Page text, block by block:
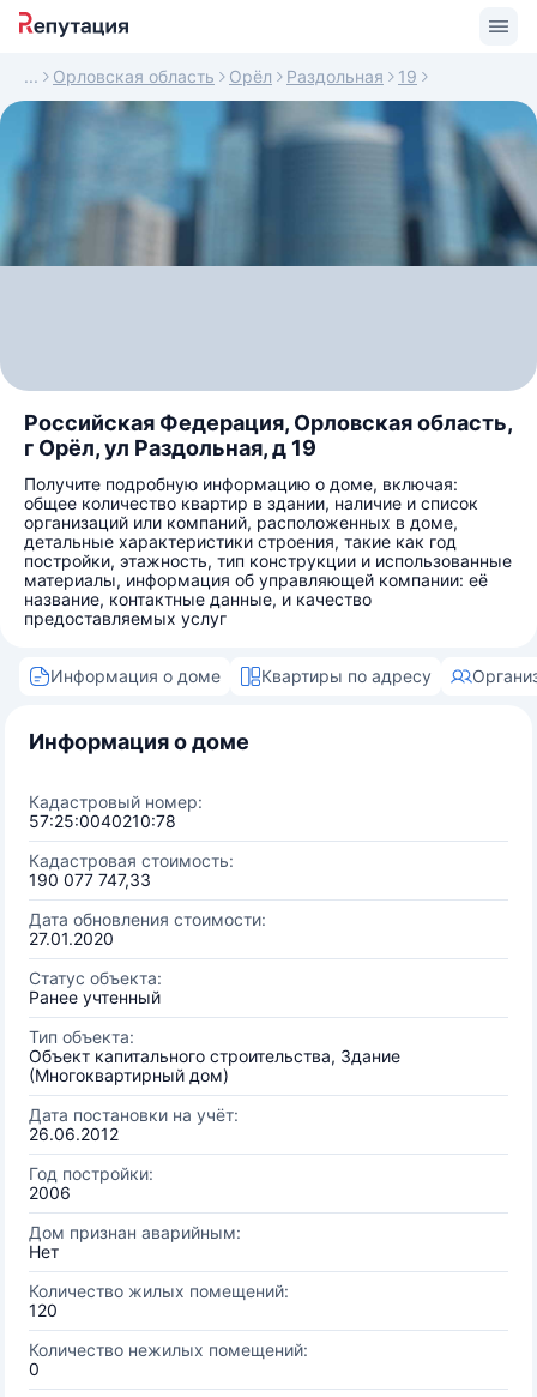
Орловская область Орёл Раздольная 19
Российская Федерация, Орловская область,
г Орёл, ул Раздольная, д 19
Получите подробную информацию о доме, включая:
общее количество квартир в здании, наличие и список
организаций или компаний, расположенных в доме,
детальные характеристики строения, такие как год
постройки, этажность, тип конструкции и использованные
материалы, информация об управляющей компании: её
название, контактные данные, и качество
предоставляемых услуг
Информация о доме Квартиры по адресу
Информация о доме
Кадастровый номер:
57:25:0040210:78
Кадастровая стоимость:
190 077 747,33
Дата обновления стоимости:
27.01.2020
Статус объекта:
Ранее учтенный
Тип объекта:
Объект капитального строительства, Здание
(Многоквартирный дом)
Дата постановки на учёт:
26.06.2012
Год постройки:
2006
Дом признан аварийным:
Нет
Количество жилых помещений:
120
Количество нежилых помещений:
0